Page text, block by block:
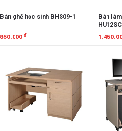
Bàn ghế học sinh BHS09-1
850.000 ₫
Bàn